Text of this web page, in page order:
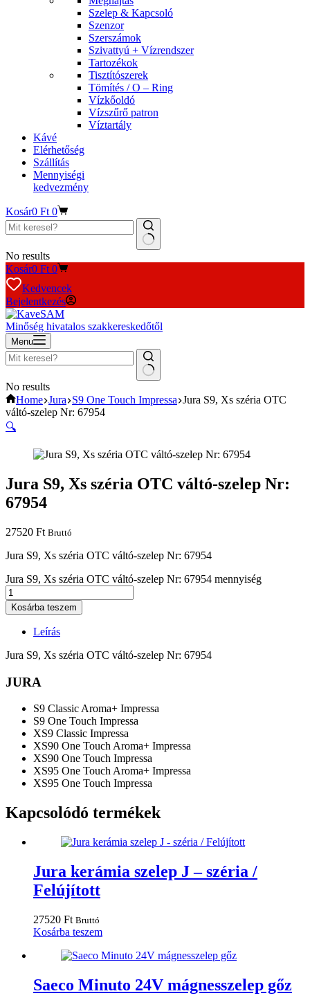
Szelep & Kapcsoló
Szenzor
Szerszámok
Szivattyú + Vízrendszer
Tartozékok
Tisztítószerek
Tömítés / O – Ring
Vízkőoldó
Vízszűrő patron
Víztartály
Kávé
Elérhetőség
Szállítás
Mennyiségi
kedvezmény
Kosár0 Ft 0
No results
Kosár0 Ft 0
Kedvencek
Bejelentkezés
Minőség hivatalos szakkereskedőtől
Menu
No results
Home Jura S9 One Touch Impressa Jura S9, Xs széria OTC
váltó-szelep Nr: 67954
🔍
Jura S9, Xs széria OTC váltó-szelep Nr:
67954
27520 Ft Bruttó
Jura S9, Xs széria OTC váltó-szelep Nr: 67954
Jura S9, Xs széria OTC váltó-szelep Nr: 67954 mennyiség
Kosárba teszem
Leírás
Jura S9, Xs széria OTC váltó-szelep Nr: 67954
JURA
S9 Classic Aroma+ Impressa
S9 One Touch Impressa
XS9 Classic Impressa
XS90 One Touch Aroma+ Impressa
XS90 One Touch Impressa
XS95 One Touch Aroma+ Impressa
XS95 One Touch Impressa
Kapcsolódó termékek
Jura kerámia szelep J – széria /
Felújított
27520 Ft Bruttó
Kosárba teszem
Saeco Minuto 24V mágnesszelep gőz